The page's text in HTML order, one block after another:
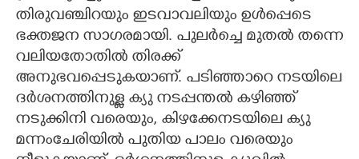
തിരുവഞ്ചിറയും ഇടവാവലിയും ഉൾപ്പെടെ
ഭക്തജന സാഗരമായി. പുലർച്ചെ മുതൽ തന്നെ
വലിയതോതിൽ തിരക്ക്
അനുഭവപ്പെടുകയാണ്. പടിഞ്ഞാറെ നടയിലെ
ദർശനത്തിനുള്ള ക്യു നടപ്പന്തൽ കഴിഞ്ഞ്
നടുക്കിനി വരെയും, കിഴക്കേനടയിലെ ക്യു
മന്നംചേരിയിൽ പുതിയ പാലം വരെയും